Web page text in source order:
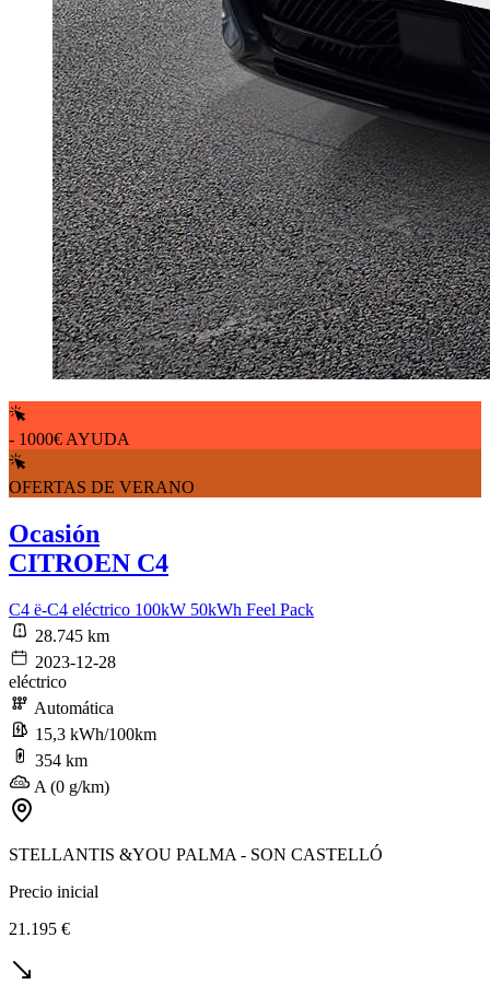
- 1000€ AYUDA
OFERTAS DE VERANO
Ocasión
CITROEN C4
C4 ë-C4 eléctrico 100kW 50kWh Feel Pack
28.745 km
2023-12-28
eléctrico
Automática
15,3 kWh/100km
354 km
A (0 g/km)
STELLANTIS &YOU PALMA - SON CASTELLÓ
Precio inicial
21.195 €